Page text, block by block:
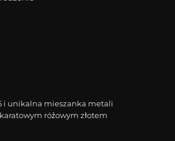
i unikalna mieszanka metali
różowym złotem